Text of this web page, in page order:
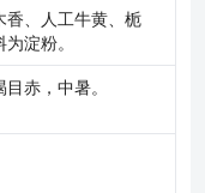
香、人工牛黄、栀
淀粉。
赤，中暑。